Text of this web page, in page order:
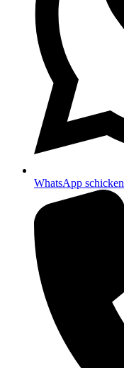
WhatsApp schicken